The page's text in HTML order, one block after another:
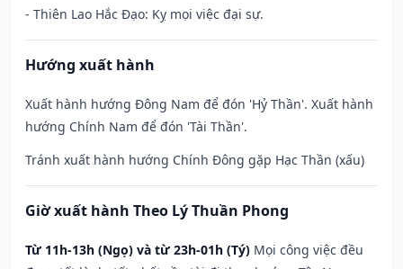
- Thiên Lao Hắc Đạo: Kỵ mọi việc đại sự.
Hướng xuất hành
Xuất hành hướng Đông Nam để đón 'Hỷ Thần'. Xuất hành
hướng Chính Nam để đón 'Tài Thần'.
Tránh xuất hành hướng Chính Đông gặp Hạc Thần (xấu)
Giờ xuất hành Theo Lý Thuần Phong
Từ 11h-13h (Ngọ) và từ 23h-01h (Tý) Mọi công việc đều